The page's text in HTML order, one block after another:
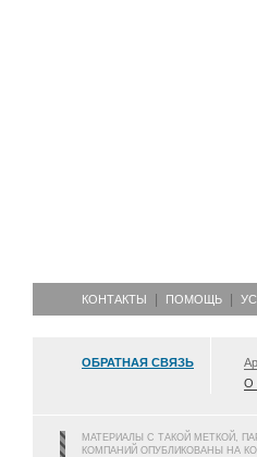
КОНТАКТЫ ПОМОЩЬ
ОБРАТНАЯ СВЯЗЬ
О
МАТЕРИАЛЫ С ТАКОЙ МЕТКОЙ,
КОМПАНИЙ ОПУБЛИКОВАНЫ НА